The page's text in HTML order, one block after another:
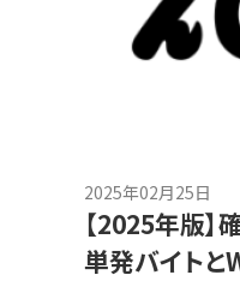
2025年02月25日
【2025年版】
単発バイトと